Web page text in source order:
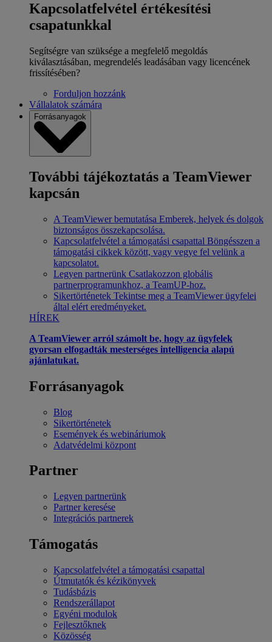
Kapcsolatfelvétel értékesítési
csapatunkkal
Segítségre van szüksége a megfelelő megoldás
kiválasztásában, megrendelés leadásában vagy licencének
frissítésében?
Forduljon hozzánk
Vállalatok számára
Forrásanyagok
További tájékoztatás a TeamViewer
kapcsán
A TeamViewer bemutatása Emberek, helyek és dolgok
biztonságos összekapcsolása.
Kapcsolatfelvétel a támogatási csapattal Böngésszen a
támogatási cikkek között, vagy vegye fel velünk a
kapcsolatot.
Legyen partnerünk Csatlakozzon globális
partnerprogramunkhoz, a TeamUP-hoz.
Sikertörténetek Tekintse meg a TeamViewer ügyfelei
által elért eredményeket.
HÍREK
A TeamViewer arról számolt be, hogy az ügyfelek
gyorsan elfogadták mesterséges intelligencia alapú
ajánlatukat.
Forrásanyagok
Blog
Sikertörténetek
Események és webináriumok
Adatvédelmi központ
Partner
Legyen partnerünk
Partner keresése
Integrációs partnerek
Támogatás
Kapcsolatfelvétel a támogatási csapattal
Útmutatók és kézikönyvek
Tudásbázis
Rendszerállapot
Egyéni modulok
Fejlesztőknek
Közösség